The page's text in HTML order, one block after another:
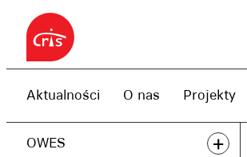
Przejdź
treści
Aktualności O nas Projekty
OWES +